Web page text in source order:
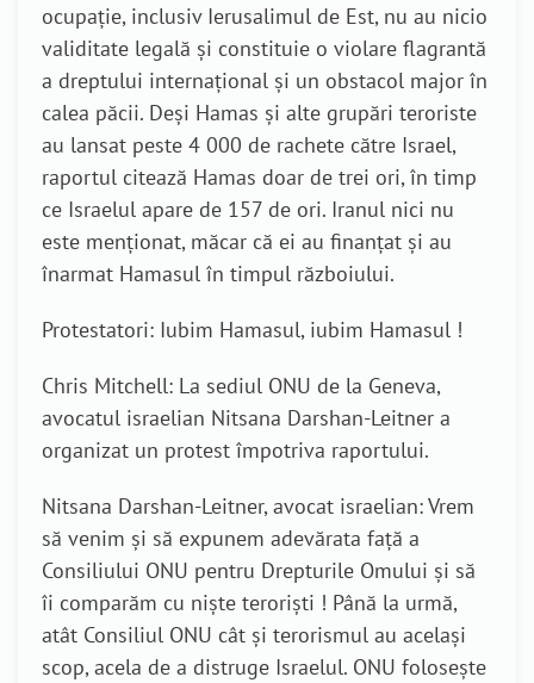
ocupație, inclusiv Ierusalimul de Est, nu au nicio
validitate legală și constituie o violare flagrantă
a dreptului internațional și un obstacol major în
calea păcii. Deși Hamas și alte grupări teroriste
au lansat peste 4 000 de rachete către Israel,
raportul citează Hamas doar de trei ori, în timp
ce Israelul apare de 157 de ori. Iranul nici nu
este menționat, măcar că ei au finanțat și au
înarmat Hamasul în timpul războiului.
Protestatori: Iubim Hamasul, iubim Hamasul !
Chris Mitchell: La sediul ONU de la Geneva,
avocatul israelian Nitsana Darshan-Leitner a
organizat un protest împotriva raportului.
Nitsana Darshan-Leitner, avocat israelian: Vrem
să venim și să expunem adevărata față a
Consiliului ONU pentru Drepturile Omului și să
îi comparăm cu niște teroriști ! Până la urmă,
atât Consiliul ONU cât și terorismul au același
scop, acela de a distruge Israelul. ONU folosește